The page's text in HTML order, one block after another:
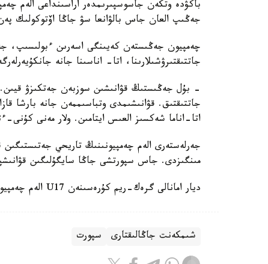
جەڭىپ العان جاس بالۋانعا سۋ جاڭا اۆتوكولىك
چەمپيون جەڭىستەن كەيىنگى اسەرىن ءبولىسىپ،
جاتتىقتىرۋشىلارىنا، اتا- اناسىنا جانە
- بۇل جەڭىستىڭ قۋانىشىن سوزبەن جەتكىزۋ
جاتتىقتىق. قۋانىشىمدى وتباسىممەن جانە بارشا
اتا-اناما شەكسىز العىس ايتامىن. ولار مەنى
جەرلەستەرى الەم چەمپيونىنىڭ تاريحي
مىنگىزدى. جاس سپورتشى جاڭا سايگۇلىگىن
ديار امانالى گرەك-ريم كۇرەسىنەن U17 الەم چەمپيوناتىندا التىن مەدال جەڭىپ العانىن جازعان ەدىك.
شىمكەنت جاڭالىقتارى سپورت